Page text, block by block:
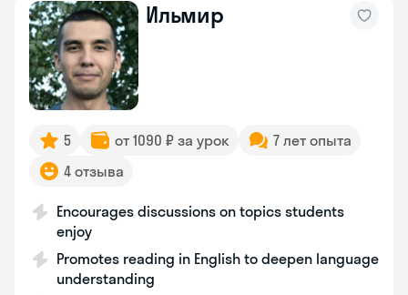
Ильмир
5 от 1090 ₽ за урок
7 лет опыта
4 отзыва
Encourages discussions on topics students
enjoy
Promotes reading in English to deepen language
understanding